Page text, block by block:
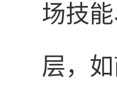
场技
层，